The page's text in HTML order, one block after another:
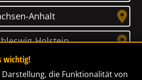
Anhalt
Holstein
wichtig!
die Funktionalität von